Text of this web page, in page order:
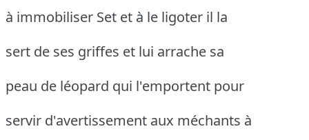
à immobiliser Set et à le ligoter il la
sert de ses griffes et lui arrache sa
peau de léopard qui l'emportent pour
servir d'avertissement aux méchants à